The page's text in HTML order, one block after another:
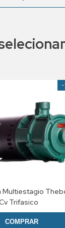
-
Multiestagio
Trifasico
,61
à vista no PIX
COMPRAR